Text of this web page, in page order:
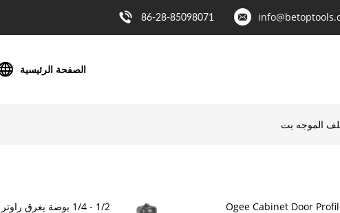
86-28-85098071
الصفحة الرئيسية
الموجه بت
Ogee Cabinet Door
1/2 - 1/4 بوصة يغرق راوتر Ogee